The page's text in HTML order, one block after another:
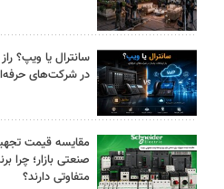
سانترال یا ویپ؟ راز
در شرکت‌های
مقایسه قیمت
صنعتی بازار؛ چرا
متفاوتی دارند؟